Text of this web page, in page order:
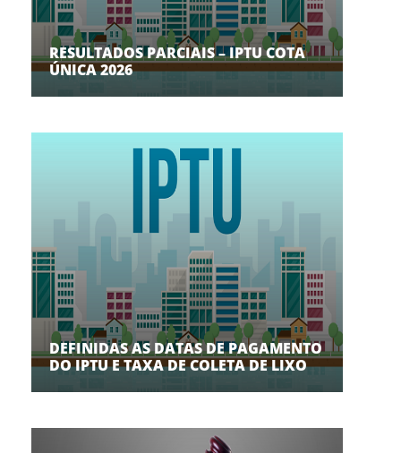
RESULTADOS PARCIAIS – IPTU COTA
ÚNICA 2026
DEFINIDAS AS DATAS DE PAGAMENTO
DO IPTU E TAXA DE COLETA DE LIXO